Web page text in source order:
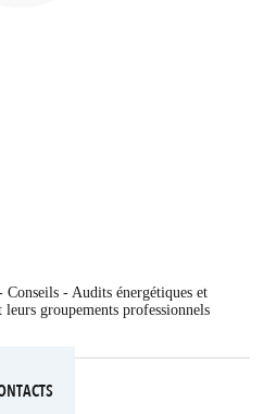
- Audits énergétiques et
groupements professionnels